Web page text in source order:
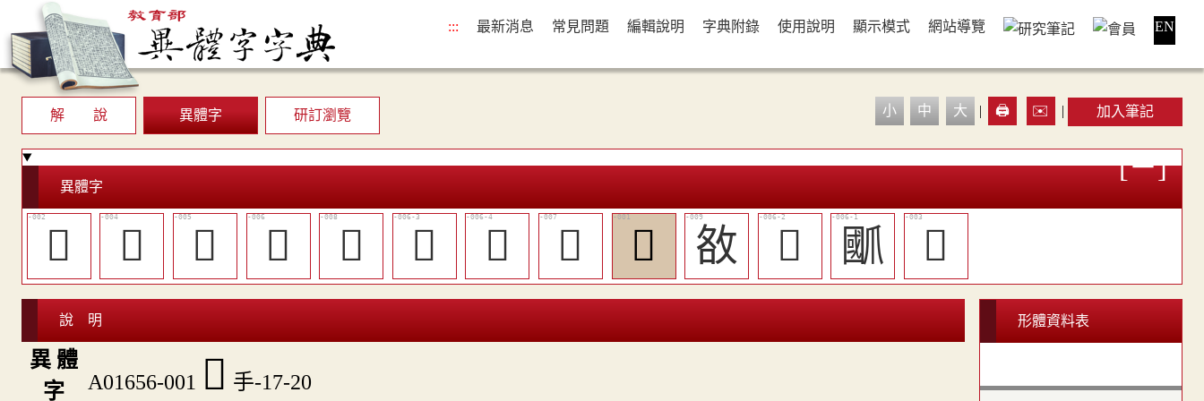
::: 最新消息 常見問題 編輯說明 字典附錄 使用說明 顯示模式 網站導覽 EN
解 說 異體字 研訂瀏覽 小 中 大 | 🖨️ ✉️ | 加入筆記
異體字
𢧷 󲕀 󲕁 󲕂 𢮎 󲕃 󲕄 󲕅 𢹖 敋 𤔩 爴 𧤯
說 明
異 體
字
A01656-001 𢹖 手-17-20
形體資料表